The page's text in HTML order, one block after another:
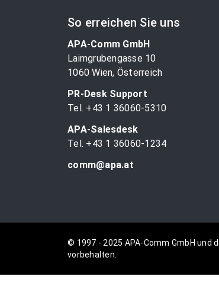
So erreichen Sie uns
APA-Comm GmbH
Laimgrubengasse 10
1060 Wien, Österreich
PR-Desk Support
Tel. +43 1 36060-5310
APA-Salesdesk
Tel. +43 1 36060-1234
comm@apa.at
© 1997 - 2025 APA-Comm GmbH und
vorbehalten.